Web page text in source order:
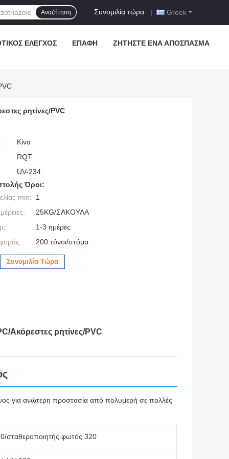
Greek
Συνομιλία τώρα |
Αναζήτηση
ΈΛΕΓΧΟΣ ΕΠΑΦΉ ΖΗΤΉΣΤΕ ΈΝΑ ΑΠΌΣΠΑΣΜΑ
ρητίνες/PVC
Κίνα
RQT
UV-234
Όροι:
min:
1
25KG/ΣΑΚΟΥΛΑ
1-3 ημέρες
200 τόνοι/στόμα
Συνομιλία Τώρα
Ακόρεστες ρητίνες/PVC
για ανώτερη προστασία από πολυμερή σε πολλές
σταθεροποιητής φωτός 320